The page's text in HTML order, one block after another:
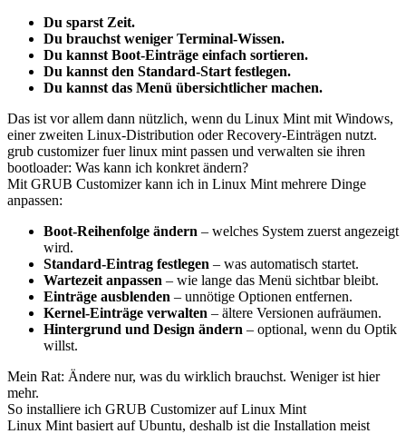
Du sparst Zeit.
Du brauchst weniger Terminal-Wissen.
Du kannst Boot-Einträge einfach sortieren.
Du kannst den Standard-Start festlegen.
Du kannst das Menü übersichtlicher machen.
Das ist vor allem dann nützlich, wenn du Linux Mint mit Windows,
einer zweiten Linux-Distribution oder Recovery-Einträgen nutzt.
grub customizer fuer linux mint passen und verwalten sie ihren
bootloader: Was kann ich konkret ändern?
Mit GRUB Customizer kann ich in Linux Mint mehrere Dinge
anpassen:
Boot-Reihenfolge ändern – welches System zuerst angezeigt
wird.
Standard-Eintrag festlegen – was automatisch startet.
Wartezeit anpassen – wie lange das Menü sichtbar bleibt.
Einträge ausblenden – unnötige Optionen entfernen.
Kernel-Einträge verwalten – ältere Versionen aufräumen.
Hintergrund und Design ändern – optional, wenn du Optik
willst.
Mein Rat: Ändere nur, was du wirklich brauchst. Weniger ist hier
mehr.
So installiere ich GRUB Customizer auf Linux Mint
Linux Mint basiert auf Ubuntu, deshalb ist die Installation meist